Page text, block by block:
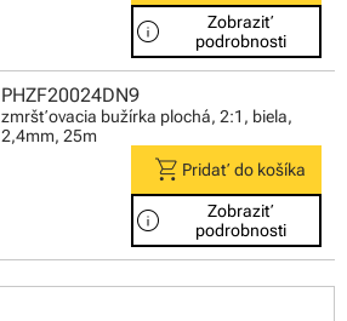
info
Zobraziť
podrobnosti
PHZF20024DN9
zmršťovacia bužírka plochá, 2:1, biela,
2,4mm, 25m
shopping_cart Pridať do košíka
info
Zobraziť
podrobnosti